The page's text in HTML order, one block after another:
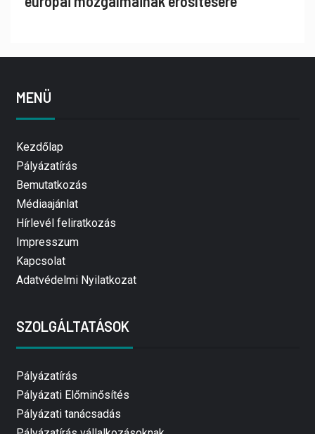
MENÜ
Kezdőlap
Pályázatírás
Bemutatkozás
Médiaajánlat
Hírlevél feliratkozás
Impresszum
Kapcsolat
Adatvédelmi Nyilatkozat
SZOLGÁLTATÁSOK
Pályázatírás
Pályázati Előminősítés
Pályázati tanácsadás